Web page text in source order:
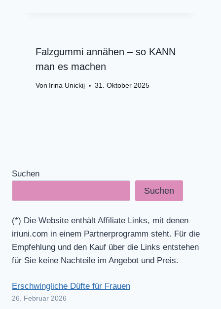
Falzgummi annähen – so KANN
man es machen
Von Irina Unickij 31. Oktober 2025
Suchen
Suchen
(*) Die Website enthält Affiliate Links, mit denen
iriuni.com in einem Partnerprogramm steht. Für die
Empfehlung und den Kauf über die Links entstehen
für Sie keine Nachteile im Angebot und Preis.
Erschwingliche Düfte für Frauen
26. Februar 2026